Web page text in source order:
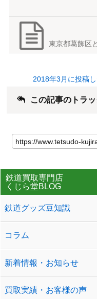
東京都葛飾区
2018年3月に投稿
この記事のトラ
鉄道買取専門店
くじら堂BLOG
鉄道グッズ豆知識
コラム
新着情報・お知らせ
買取実績・お客様の声